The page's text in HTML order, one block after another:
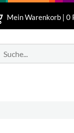
Mein Warenkorb | 0